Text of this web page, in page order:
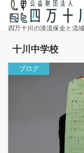
四万十川の清流保全と流
十川中学校
ブログ